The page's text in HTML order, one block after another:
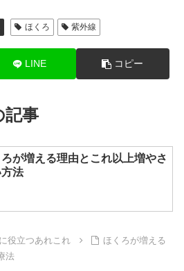
ほくろ 紫外線
LINE コピー
記事
が増える理由とこれ以上増やさ
法
役立つあれこれ
ほくろが増える
法